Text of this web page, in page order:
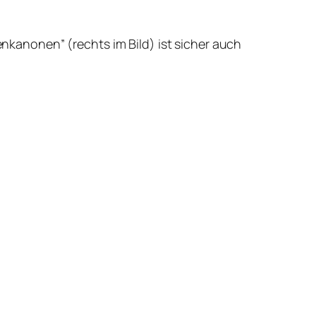
(rechts im Bild) ist sicher auch